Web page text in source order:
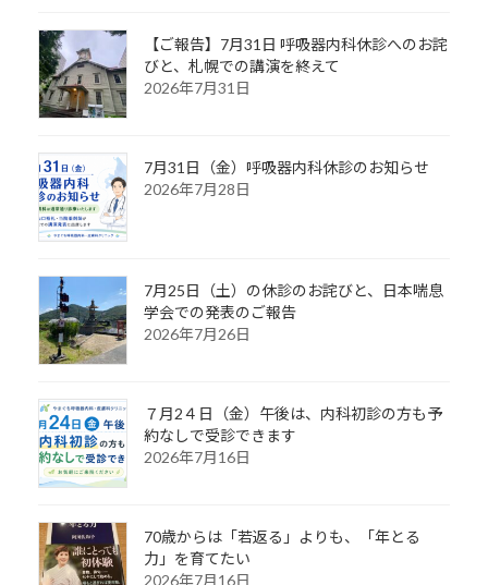
【ご報告】7月31日 呼吸器内科休診へのお詫
びと、札幌での講演を終えて
2026年7月31日
7月31日（金）呼吸器内科休診のお知らせ
2026年7月28日
7月25日（土）の休診のお詫びと、日本喘息
学会での発表のご報告
2026年7月26日
７月2４日（金）午後は、内科初診の方も予
約なしで受診できます
2026年7月16日
70歳からは「若返る」よりも、「年とる
力」を育てたい
2026年7月16日